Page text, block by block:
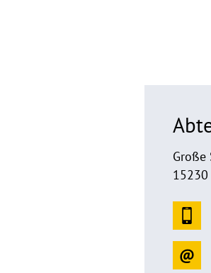
Große
15230